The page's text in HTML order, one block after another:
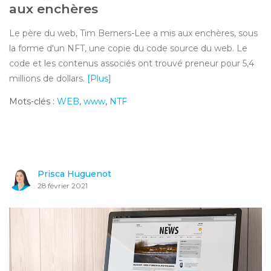
aux enchères
Le père du web, Tim Berners-Lee a mis aux enchères, sous
la forme d'un NFT, une copie du code source du web. Le
code et les contenus associés ont trouvé preneur pour 5,4
millions de dollars. [Plus]
Mots-clés : WEB, www, NTF
Prisca Huguenot
28 février 2021